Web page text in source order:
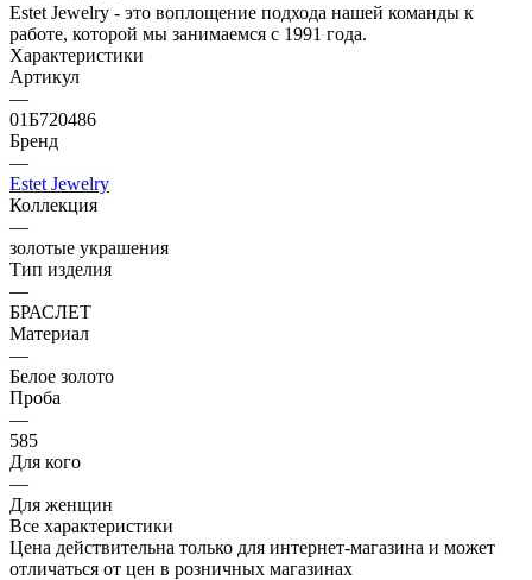
Estet Jewelry - это воплощение подхода нашей команды к
работе, которой мы занимаемся с 1991 года.
Характеристики
Артикул
—
01Б720486
Бренд
—
Estet Jewelry
Коллекция
—
золотые украшения
Тип изделия
—
БРАСЛЕТ
Материал
—
Белое золото
Проба
—
585
Для кого
—
Для женщин
Все характеристики
Цена действительна только для интернет-магазина и может
отличаться от цен в розничных магазинах